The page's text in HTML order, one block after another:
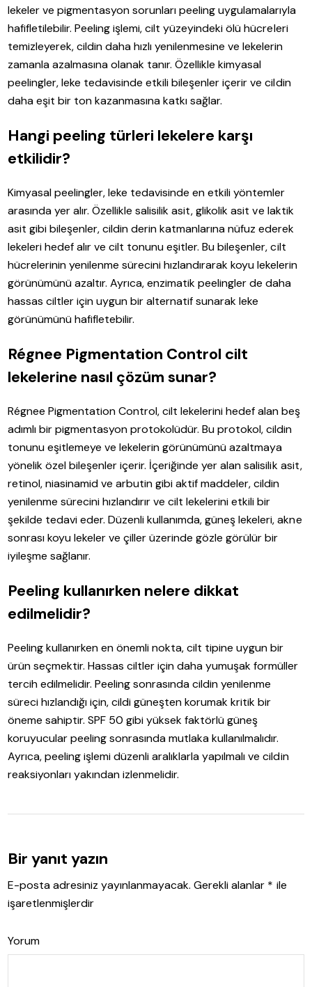
lekeler ve pigmentasyon sorunları peeling uygulamalarıyla
hafifletilebilir. Peeling işlemi, cilt yüzeyindeki ölü hücreleri
temizleyerek, cildin daha hızlı yenilenmesine ve lekelerin
zamanla azalmasına olanak tanır. Özellikle kimyasal
peelingler, leke tedavisinde etkili bileşenler içerir ve cildin
daha eşit bir ton kazanmasına katkı sağlar.
Hangi peeling türleri lekelere karşı
etkilidir?
Kimyasal peelingler, leke tedavisinde en etkili yöntemler
arasında yer alır. Özellikle salisilik asit, glikolik asit ve laktik
asit gibi bileşenler, cildin derin katmanlarına nüfuz ederek
lekeleri hedef alır ve cilt tonunu eşitler. Bu bileşenler, cilt
hücrelerinin yenilenme sürecini hızlandırarak koyu lekelerin
görünümünü azaltır. Ayrıca, enzimatik peelingler de daha
hassas ciltler için uygun bir alternatif sunarak leke
görünümünü hafifletebilir.
Régnee Pigmentation Control cilt
lekelerine nasıl çözüm sunar?
Régnee Pigmentation Control, cilt lekelerini hedef alan beş
adımlı bir pigmentasyon protokolüdür. Bu protokol, cildin
tonunu eşitlemeye ve lekelerin görünümünü azaltmaya
yönelik özel bileşenler içerir. İçeriğinde yer alan salisilik asit,
retinol, niasinamid ve arbutin gibi aktif maddeler, cildin
yenilenme sürecini hızlandırır ve cilt lekelerini etkili bir
şekilde tedavi eder. Düzenli kullanımda, güneş lekeleri, akne
sonrası koyu lekeler ve çiller üzerinde gözle görülür bir
iyileşme sağlanır.
Peeling kullanırken nelere dikkat
edilmelidir?
Peeling kullanırken en önemli nokta, cilt tipine uygun bir
ürün seçmektir. Hassas ciltler için daha yumuşak formüller
tercih edilmelidir. Peeling sonrasında cildin yenilenme
süreci hızlandığı için, cildi güneşten korumak kritik bir
öneme sahiptir. SPF 50 gibi yüksek faktörlü güneş
koruyucular peeling sonrasında mutlaka kullanılmalıdır.
Ayrıca, peeling işlemi düzenli aralıklarla yapılmalı ve cildin
reaksiyonları yakından izlenmelidir.
Bir yanıt yazın
E-posta adresiniz yayınlanmayacak. Gerekli alanlar * ile
işaretlenmişlerdir
Yorum